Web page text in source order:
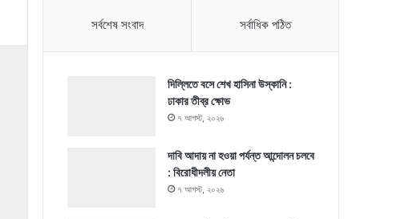
সর্বশেষ সংবাদ সর্বাধিক পঠিত
দিল্লিতে বসে শেখ হাসিনা উস্কানি :
ঢাকার তীব্র ক্ষোভ
৭ আগস্ট, ২০২৬
দাবি আদায় না হওয়া পর্যন্ত আন্দোলন চলবে
: বিরোধীদলীয় নেতা
৭ আগস্ট, ২০২৬